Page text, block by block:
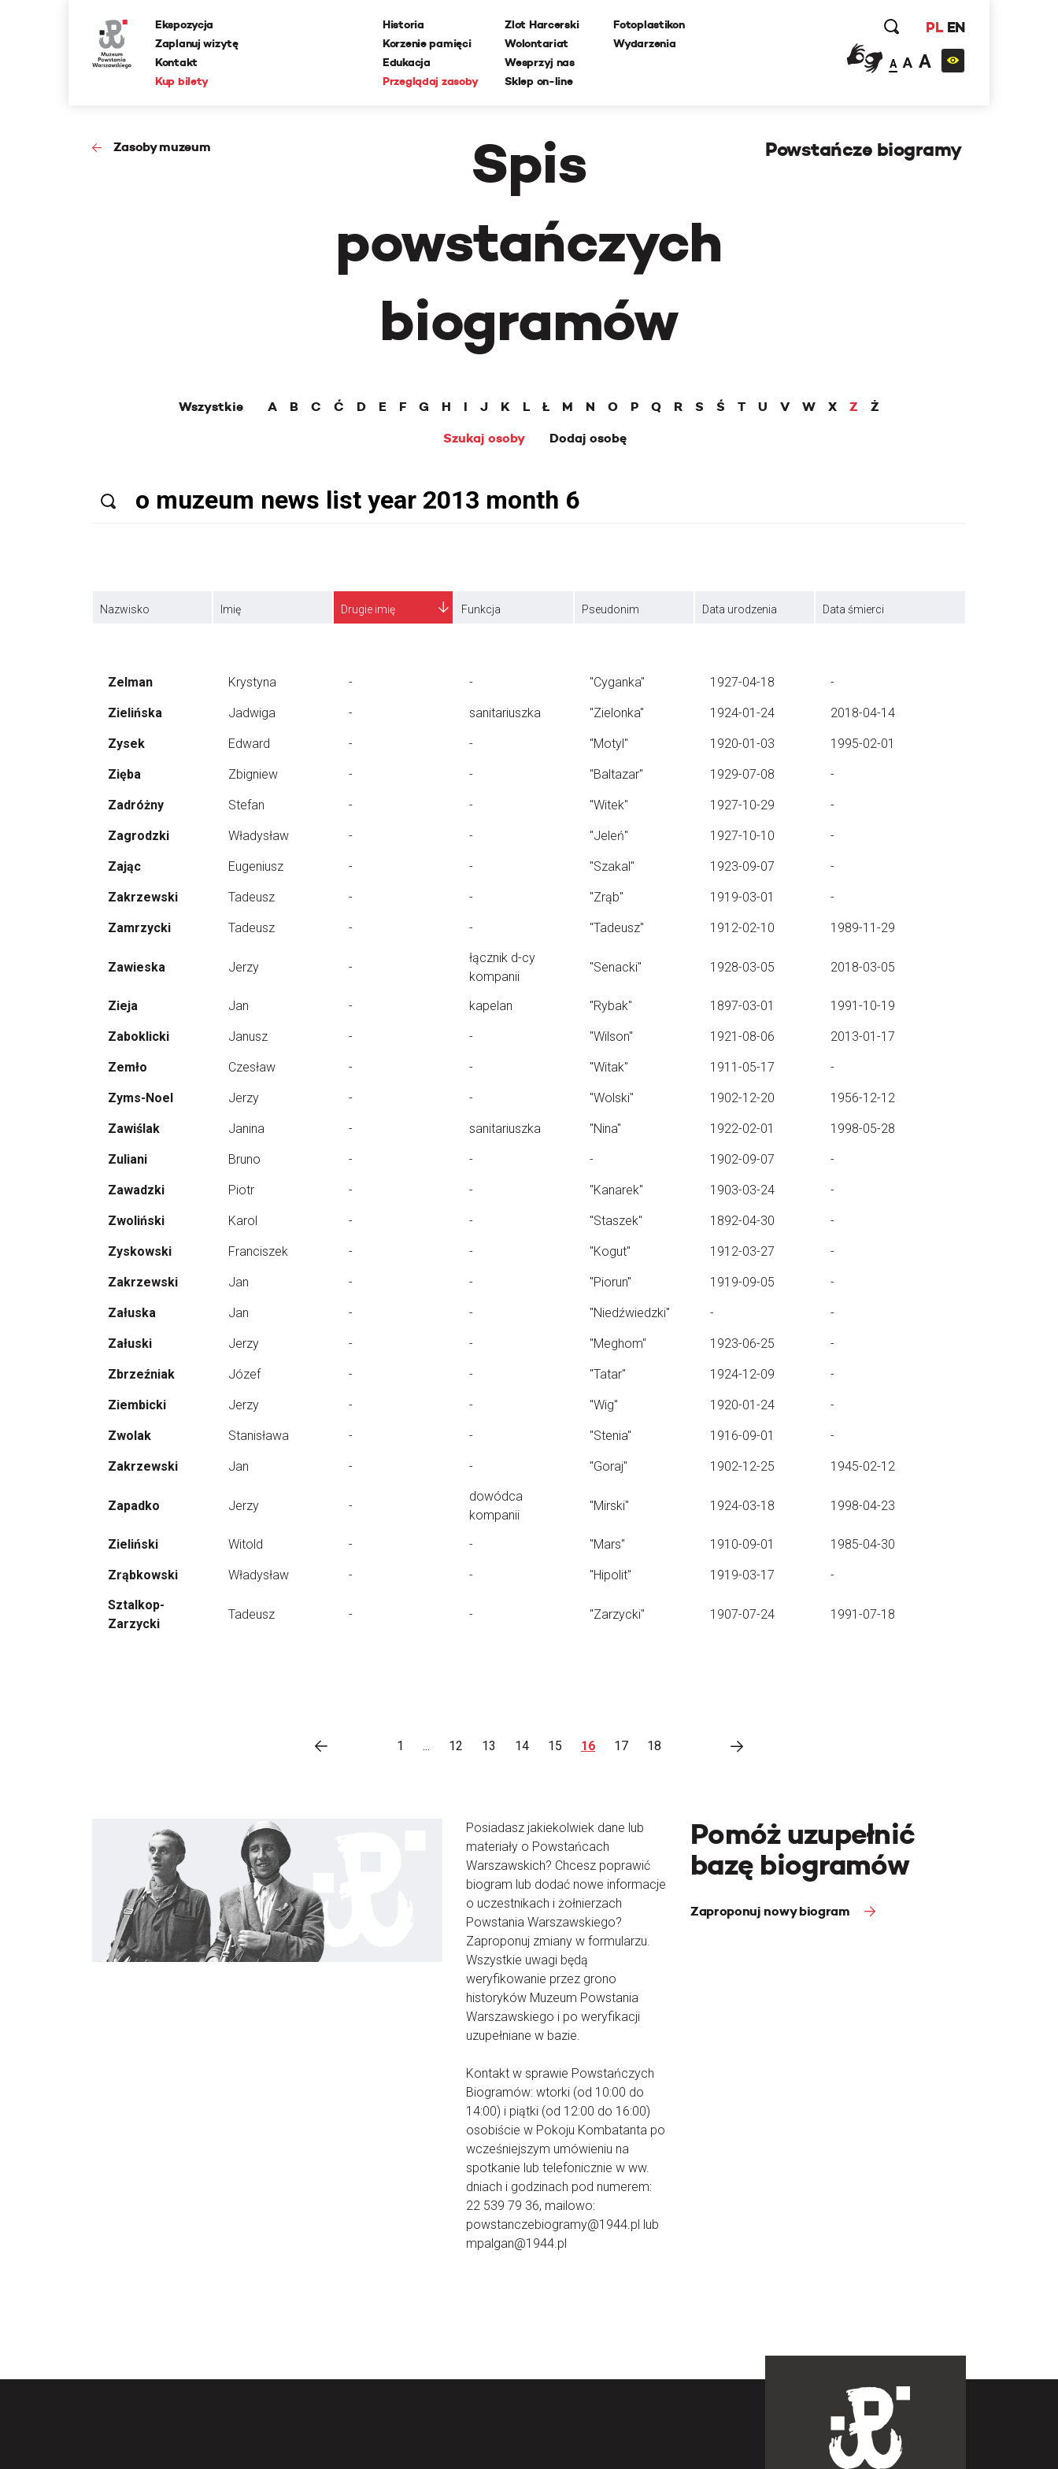
Ekspozycja
Zaplanuj wizytę
Kontakt
Kup bilety
Historia
Korzenie pamięci
Edukacja
Przeglądaj zasoby
Zlot Harcerski
Wolontariat
Wesprzyj nas
Sklep on-line
Fotoplastikon
Wydarzenia
PL EN
A A A
Zasoby muzeum
Spis
powstańczych
biogramów
Powstańcze biogramy
Wszystkie A B C Ć D E F G H I J K L Ł M N O P Q R S Ś T U V W X Z
Ż
Szukaj osoby
Dodaj osobę
Nazwisko Imię Drugie imię Funkcja Pseudonim Data urodzenia Data śmierci
Zelman Krystyna - - "Cyganka" 1927-04-18 -
Zielińska Jadwiga - sanitariuszka "Zielonka" 1924-01-24 2018-04-14
Zysek Edward - - "Motyl" 1920-01-03 1995-02-01
Zięba Zbigniew - - "Baltazar" 1929-07-08 -
Zadróżny Stefan - - "Witek" 1927-10-29 -
Zagrodzki Władysław - - "Jeleń" 1927-10-10 -
Zając Eugeniusz - - "Szakal" 1923-09-07 -
Zakrzewski Tadeusz - - "Zrąb" 1919-03-01 -
Zamrzycki Tadeusz - - "Tadeusz" 1912-02-10 1989-11-29
Zawieska Jerzy -
łącznik d-cy
kompanii
"Senacki" 1928-03-05 2018-03-05
Zieja Jan - kapelan "Rybak" 1897-03-01 1991-10-19
Zaboklicki Janusz - - "Wilson" 1921-08-06 2013-01-17
Zemło Czesław - - "Witak" 1911-05-17 -
Zyms-Noel Jerzy - - "Wolski" 1902-12-20 1956-12-12
Zawiślak Janina - sanitariuszka "Nina" 1922-02-01 1998-05-28
Zuliani Bruno - - - 1902-09-07 -
Zawadzki Piotr - - "Kanarek" 1903-03-24 -
Zwoliński Karol - - "Staszek" 1892-04-30 -
Zyskowski Franciszek - - "Kogut" 1912-03-27 -
Zakrzewski Jan - - "Piorun" 1919-09-05 -
Załuska Jan - - "Niedźwiedzki" - -
Załuski Jerzy - - "Meghom" 1923-06-25 -
Zbrzeźniak Józef - - "Tatar" 1924-12-09 -
Ziembicki Jerzy - - "Wig" 1920-01-24 -
Zwolak Stanisława - - "Stenia" 1916-09-01 -
Zakrzewski Jan - - "Goraj" 1902-12-25 1945-02-12
Zapadko Jerzy -
dowódca
kompanii
"Mirski" 1924-03-18 1998-04-23
Zieliński Witold - - "Mars" 1910-09-01 1985-04-30
Zrąbkowski Władysław - - "Hipolit" 1919-03-17
-
Sztalkop-
Zarzycki
Tadeusz - - "Zarzycki" 1907-07-24 1991-07-18
1 ... 12 13 14 15 16 17 18
Posiadasz jakiekolwiek dane lub
materiały o Powstańcach
Warszawskich? Chcesz poprawić
biogram lub dodać nowe informacje
o uczestnikach i żołnierzach
Powstania Warszawskiego?
Zaproponuj zmiany w formularzu.
Wszystkie uwagi będą
weryfikowanie przez grono
historyków Muzeum Powstania
Warszawskiego i po weryfikacji
uzupełniane w bazie.
Kontakt w sprawie Powstańczych
Biogramów: wtorki (od 10:00 do
14:00) i piątki (od 12:00 do 16:00)
osobiście w Pokoju Kombatanta po
wcześniejszym umówieniu na
spotkanie lub telefonicznie w ww.
dniach i godzinach pod numerem:
22 539 79 36, mailowo:
powstanczebiogramy@1944.pl lub
mpalgan@1944.pl
Pomóż uzupełnić
bazę biogramów
Zaproponuj nowy biogram